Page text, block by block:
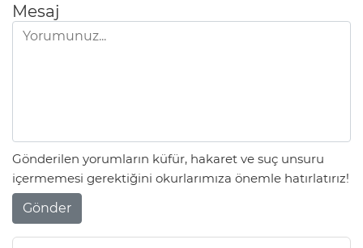
Mesaj
Gönderilen yorumların küfür, hakaret ve suç unsuru
içermemesi gerektiğini okurlarımıza önemle hatırlatırız!
Gönder